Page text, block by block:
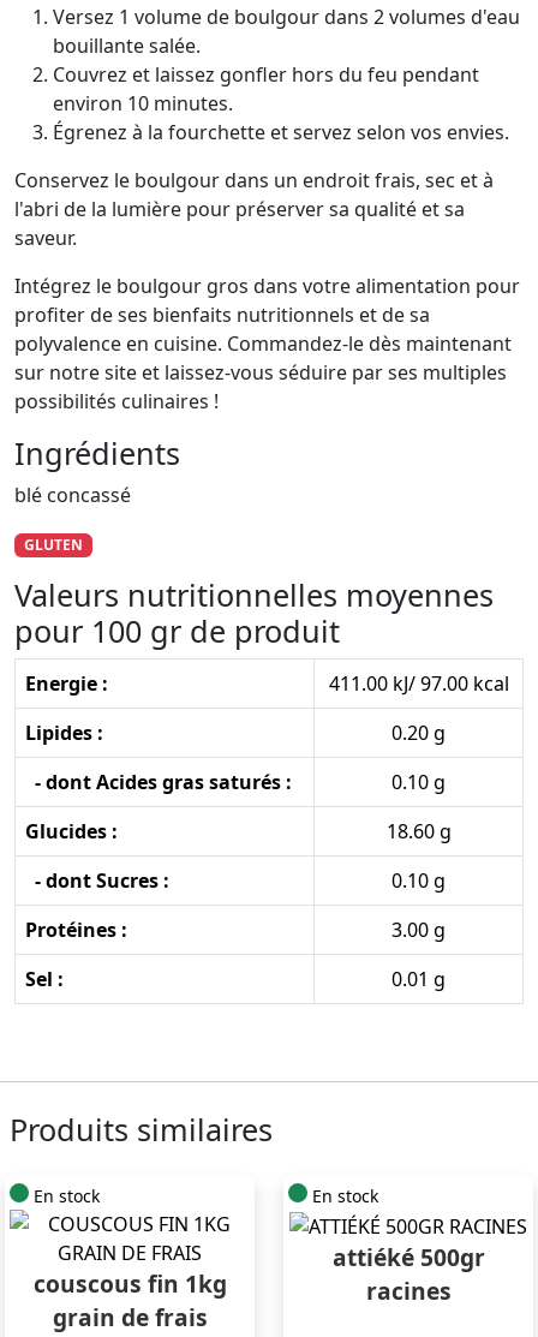
Versez 1 volume de boulgour dans 2 volumes d'eau
bouillante salée.
Couvrez et laissez gonfler hors du feu pendant
environ 10 minutes.
Égrenez à la fourchette et servez selon vos envies.
Conservez le boulgour dans un endroit frais, sec et à
l'abri de la lumière pour préserver sa qualité et sa
saveur.
Intégrez le boulgour gros dans votre alimentation pour
profiter de ses bienfaits nutritionnels et de sa
polyvalence en cuisine. Commandez-le dès maintenant
sur notre site et laissez-vous séduire par ses multiples
possibilités culinaires !
Ingrédients
blé concassé
GLUTEN
Valeurs nutritionnelles moyennes
pour 100 gr de produit
Energie :
411.00 kJ/ 97.00 kcal
Lipides :
0.20 g
- dont Acides gras saturés :
0.10 g
Glucides :
18.60 g
- dont Sucres :
0.10 g
Protéines :
3.00 g
Sel :
0.01 g
Produits similaires
En stock
couscous fin 1kg
grain de frais
En stock
attiéké 500gr
racines